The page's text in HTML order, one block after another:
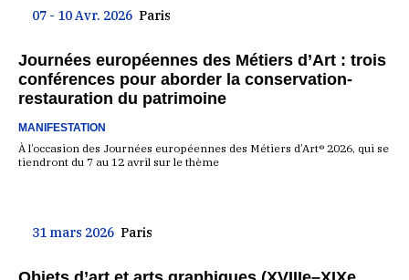
07 - 10 Avr. 2026 Paris
Journées européennes des Métiers d’Art : trois
conférences pour aborder la conservation-
restauration du patrimoine
MANIFESTATION
À l’occasion des Journées européennes des Métiers d’Art® 2026, qui se
tiendront du 7 au 12 avril sur le thème
31 mars 2026 Paris